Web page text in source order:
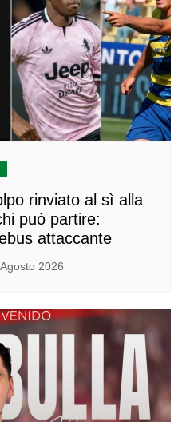
rinviato al sì alla
può partire:
attaccante
2026